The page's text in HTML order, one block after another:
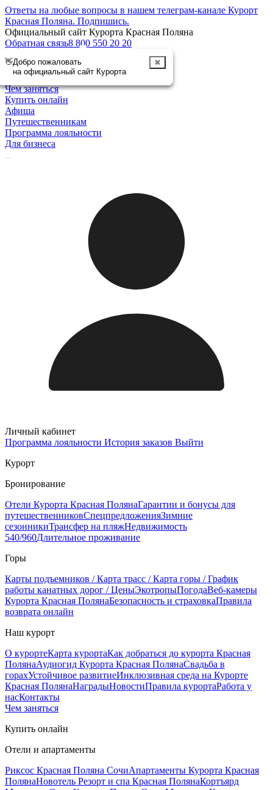
Ответы на любые вопросы в нашем телеграм-канале Курорт
Красная Поляна. Подпишись.
Официальный сайт Курорта Красная Поляна
Обратная связь8 800 550 20 20
👋Добро пожаловать
на официальный сайт Курорта
✖
Отменить
Курорт
Чем заняться
Купить онлайн
Афиша
Путешественникам
Программа лояльности
Для бизнеса
Личный кабинет
Программа лояльности История заказов Выйти
Курорт
Бронирование
Отели Курорта Красная ПолянаГарантии и бонусы для
путешественниковСпецпредложенияЗимние
сезонникиТрансфер на пляжНедвижимость
540/960Длительное проживание
Горы
Карты подъемников / Карта трасс / Карта горы / График
работы канатных дорог / ЦеныЭкотропыПогодаВеб-камеры
Курорта Красная ПолянаБезопасность и страховкаПравила
возврата онлайн
Наш курорт
О курортеКарта курортаКак добраться до курорта Красная
ПолянаАудиогид Курорта Красная ПолянаСвадьба в
горахУстойчивое развитиеИнклюзивная среда на Курорте
Красная ПолянаНаградыНовостиПравила курортаРабота у
насКонтакты
Чем заняться
Купить онлайн
Отели и апартаменты
Риксос Красная Поляна СочиАпартаменты Курорта Красная
ПолянаНовотель Резорт и спа Красная ПолянаКортъярд